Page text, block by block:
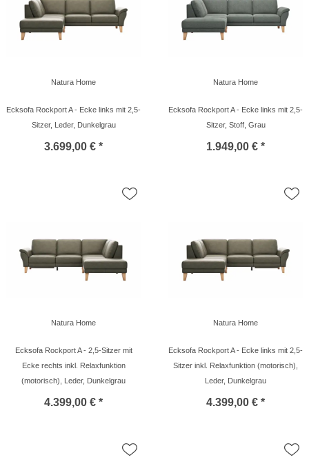
Natura Home
Ecksofa Rockport A - Ecke links mit 2,5-
Sitzer, Leder, Dunkelgrau
3.699,00 € *
Natura Home
Ecksofa Rockport A - Ecke links mit 2,5-
Sitzer, Stoff, Grau
1.949,00 € *
Natura Home
Ecksofa Rockport A - 2,5-Sitzer mit
Ecke rechts inkl. Relaxfunktion
(motorisch), Leder, Dunkelgrau
4.399,00 € *
Natura Home
Ecksofa Rockport A - Ecke links mit 2,5-
Sitzer inkl. Relaxfunktion (motorisch),
Leder, Dunkelgrau
4.399,00 € *